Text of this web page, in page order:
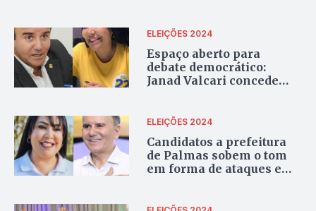
ELEIÇÕES 2024
Espaço aberto para
debate democrático:
Janad Valcari concede
comparece
ELEIÇÕES 2024
Candidatos a prefeitura
de Palmas sobem o tom
em forma de ataques em